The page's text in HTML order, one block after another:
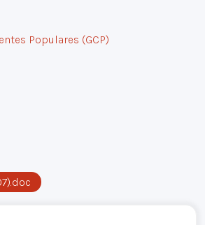
Populares (GCP)